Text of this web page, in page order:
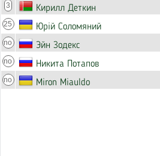
3 Кирилл Деткин
25 Юрій Соломяний
no Эйн Зодекс
no Никита Потапов
no Miron Miauldo